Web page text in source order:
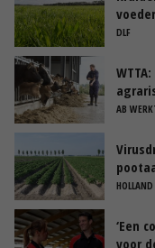
DLF
AB
‘Een
voor